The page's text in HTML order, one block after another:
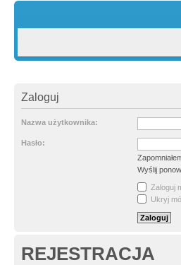
Zaloguj
Nazwa użytkownika:
Hasło:
Wyślij
Zaloguj
Ukryj
REJESTRACJA